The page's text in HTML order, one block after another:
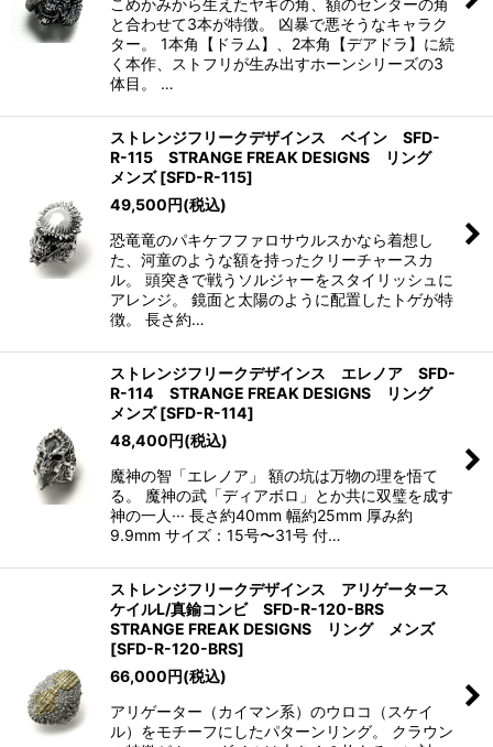
こめかみから生えたヤギの角、額のセンターの角
と合わせて3本が特徴。 凶暴で悪そうなキャラク
ター。 1本角【ドラム】、2本角【デアドラ】に続
く本作、ストフリが生み出すホーンシリーズの3
体目。 …
ストレンジフリークデザインス ベイン SFD-
R-115 STRANGE FREAK DESIGNS リング
メンズ [SFD-R-115]
49,500円(税込)
恐竜竜のパキケフファロサウルスかなら着想し
た、河童のような額を持ったクリーチャースカ
ル。 頭突きで戦うソルジャーをスタイリッシュに
アレンジ。 鏡面と太陽のように配置したトゲが特
徴。 長さ約…
ストレンジフリークデザインス エレノア SFD-
R-114 STRANGE FREAK DESIGNS リング
メンズ [SFD-R-114]
48,400円(税込)
魔神の智「エレノア」 額の坑は万物の理を悟て
る。 魔神の武「ディアボロ」とか共に双璧を成す
神の一人··· 長さ約40mm 幅約25mm 厚み約
9.9mm サイズ：15号〜31号 付…
ストレンジフリークデザインス アリゲータース
ケイルL/真鍮コンビ SFD-R-120-BRS
STRANGE FREAK DESIGNS リング メンズ
[SFD-R-120-BRS]
66,000円(税込)
アリゲーター（カイマン系）のウロコ（スケイ
ル）をモチーフにしたパターンリング。 クラウン